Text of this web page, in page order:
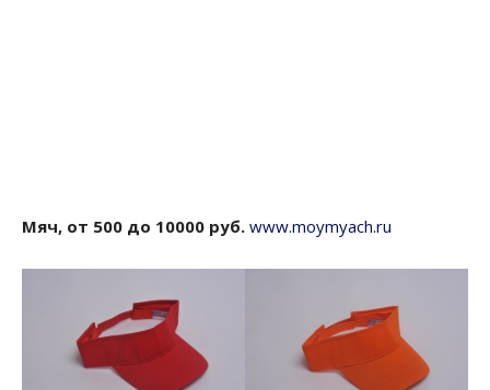
Мяч, от 500 до 10000 руб. www.moymyach.ru